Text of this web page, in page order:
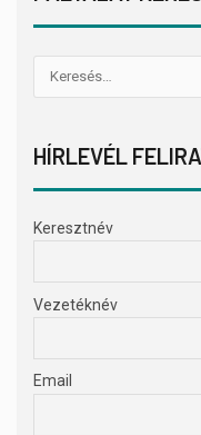
HÍRLEVÉL
Keresztnév
Vezetéknév
Email